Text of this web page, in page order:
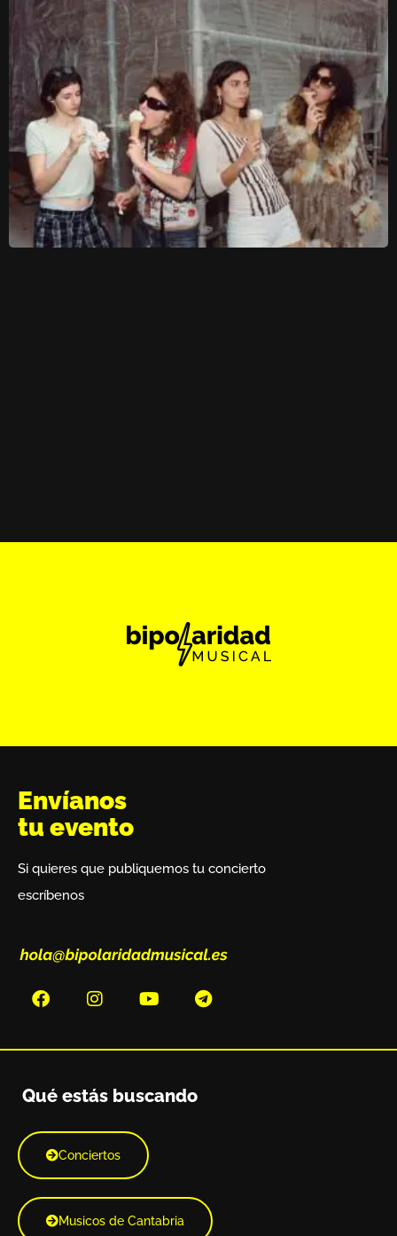
Envíanos
tu evento
Si quieres que publiquemos tu concierto
escríbenos
Qué estás buscando
Conciertos
Musicos de Cantabria